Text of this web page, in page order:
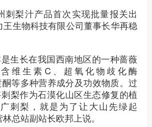
梨汁产品首次实现批量报关出
王生物科技有限公司董事长华再稳
长在我国西南地区的一种蔷薇
维生素C、超氧化物歧化酶
酮等多种营养成分及功效物质。过
梨作为石漠化山区生态修复的植
刺梨，就是为了让大山先绿起
总站副站长欧邦上说。